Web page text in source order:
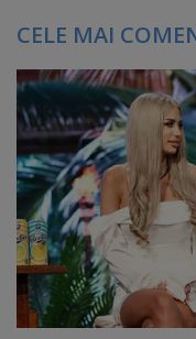
CELE MAI